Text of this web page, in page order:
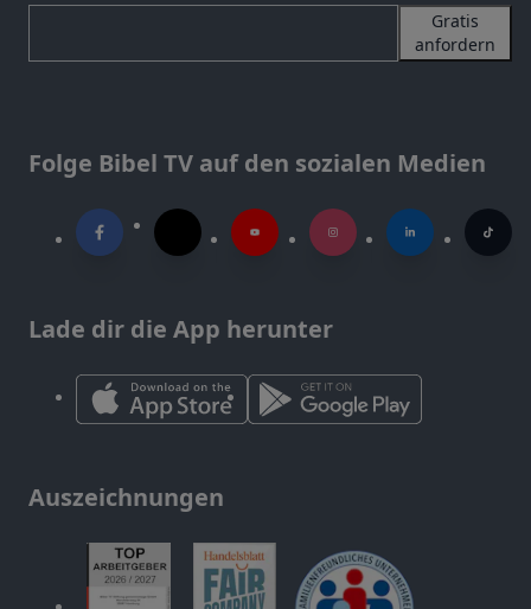
Gratis
anfordern
Folge Bibel TV auf den sozialen Medien
Lade dir die App herunter
Auszeichnungen